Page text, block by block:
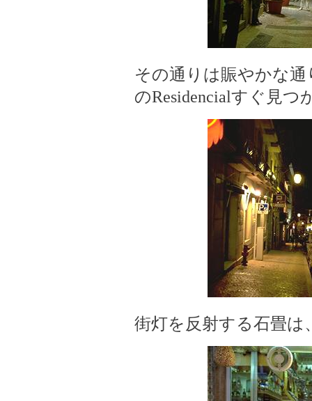
その通りは賑やかな
のResidencialすぐ見つ
街灯を反射する石畳